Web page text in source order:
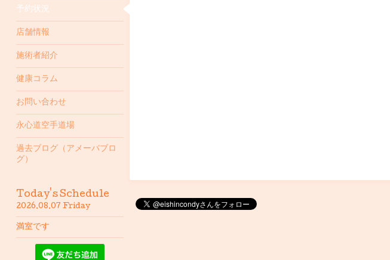
予約状況
店舗情報
施術者紹介
健康コラム
お問い合わせ
永心道空手道場
過去ブログ（アメーバブロ
グ）
Today's Schedule
2026.08.07 Friday
満室です